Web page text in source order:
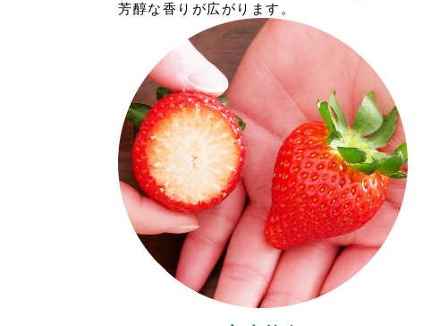
芳醇な香りが広がります。